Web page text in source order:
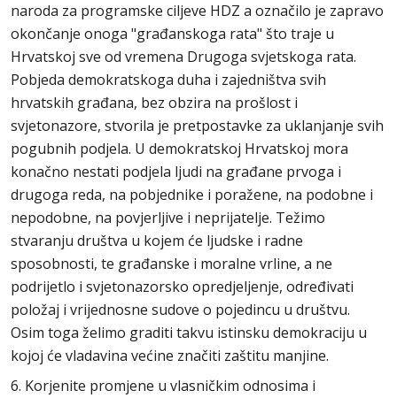
naroda za programske ciljeve HDZ a označilo je zapravo
okončanje onoga "građanskoga rata" što traje u
Hrvatskoj sve od vremena Drugoga svjetskoga rata.
Pobjeda demokratskoga duha i zajedništva svih
hrvatskih građana, bez obzira na prošlost i
svjetonazore, stvorila je pretpostavke za uklanjanje svih
pogubnih podjela. U demokratskoj Hrvatskoj mora
konačno nestati podjela ljudi na građane prvoga i
drugoga reda, na pobjednike i poražene, na podobne i
nepodobne, na povjerljive i neprijatelje. Težimo
stvaranju društva u kojem će ljudske i radne
sposobnosti, te građanske i moralne vrline, a ne
podrijetlo i svjetonazorsko opredjeljenje, određivati
položaj i vrijednosne sudove o pojedincu u društvu.
Osim toga želimo graditi takvu istinsku demokraciju u
kojoj će vladavina većine značiti zaštitu manjine.
6. Korjenite promjene u vlasničkim odnosima i